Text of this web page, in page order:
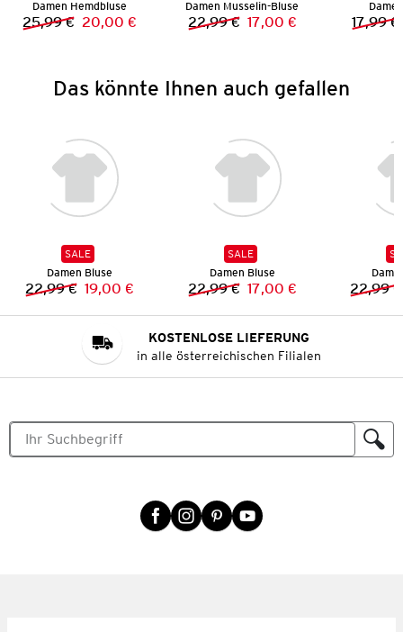
Damen Hemdbluse
Vorheriger Preis:
25,99 € Neuer Preis:
20,00 €
Damen Musselin-Bluse
Vorheriger Preis:
22,99 € Neuer Preis:
17,00 € 17,99 €
Das könnte Ihnen auch gefallen
SALE
Damen Bluse
Vorheriger Preis:
22,99 € Neuer Preis:
19,00 €
SALE
Damen Bluse
Vorheriger Preis:
22,99 € Neuer Preis:
17,00 € 22,99 €
KOSTENLOSE LIEFERUNG
in alle österreichischen Filialen